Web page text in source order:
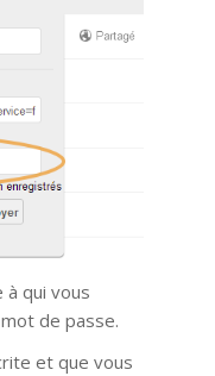
à qui vous
de passe.
et que vous